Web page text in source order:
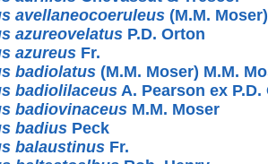
avellaneocoeruleus (M.M.
azureovelatus P.D. Orton
azureus Fr.
badiolatus (M.M. Moser) M.M.
badiolilaceus A. Pearson ex
badiovinaceus M.M. Moser
badius Peck
balaustinus Fr.